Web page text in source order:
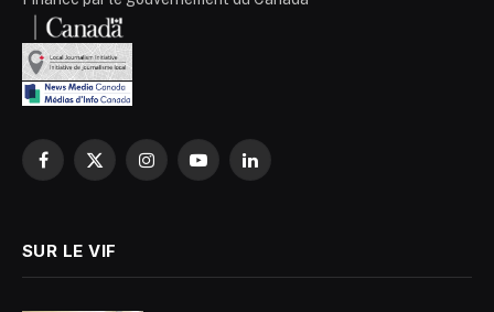
Facebook
X
InstagramYouTubeLinkedIn
SUR LE VIF